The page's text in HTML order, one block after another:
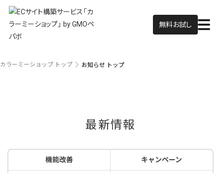
無料お試し
カラーミーショップ トップ お知らせ トップ
最新情報
機能改善 キャンペーン